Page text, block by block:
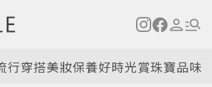
行穿搭美妝保養好時光賞珠寶品味